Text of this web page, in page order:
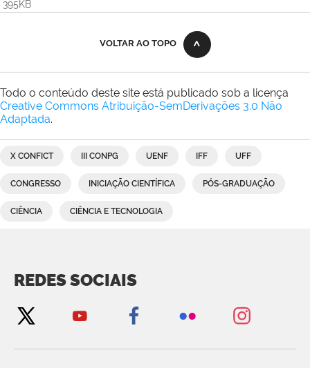
395KB
VOLTAR AO TOPO
Todo o conteúdo deste site está publicado sob a licença
Creative Commons Atribuição-SemDerivações 3.0 Não
Adaptada.
X CONFICT III CONPG UENF IFF UFF
CONGRESSO INICIAÇÃO CIENTÍFICA PÓS-GRADUAÇÃO
CIÊNCIA CIÊNCIA E TECNOLOGIA
REDES SOCIAIS